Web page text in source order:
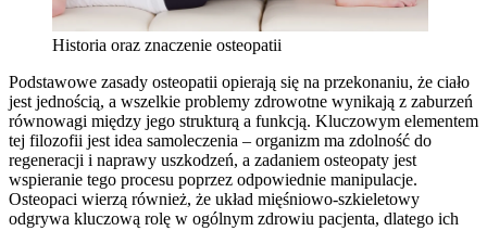
Historia oraz znaczenie osteopatii
Podstawowe zasady osteopatii opierają się na przekonaniu, że ciało
jest jednością, a wszelkie problemy zdrowotne wynikają z zaburzeń
równowagi między jego strukturą a funkcją. Kluczowym elementem
tej filozofii jest idea samoleczenia – organizm ma zdolność do
regeneracji i naprawy uszkodzeń, a zadaniem osteopaty jest
wspieranie tego procesu poprzez odpowiednie manipulacje.
Osteopaci wierzą również, że układ mięśniowo-szkieletowy
odgrywa kluczową rolę w ogólnym zdrowiu pacjenta, dlatego ich